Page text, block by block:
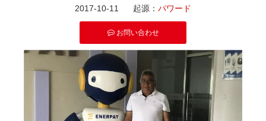
2017-10-11 起源： パワード
お問い合わせ